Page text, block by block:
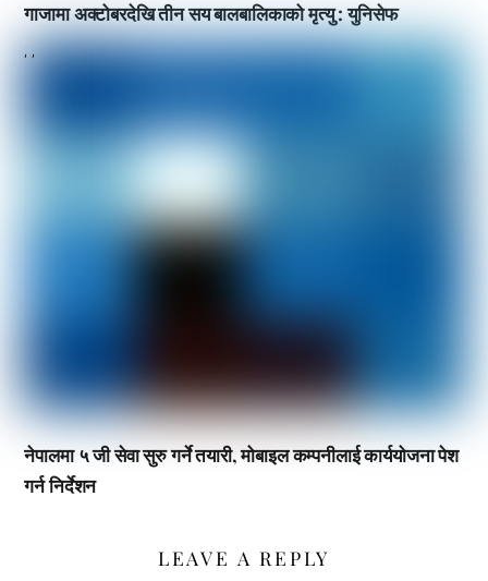
गाजामा अक्टोबरदेखि तीन सय बालबालिकाको मृत्यु : युनिसेफ
, ,
नेपालमा ५ जी सेवा सुरु गर्ने तयारी, मोबाइल कम्पनीलाई कार्ययोजना पेश
गर्न निर्देशन
LEAVE A REPLY